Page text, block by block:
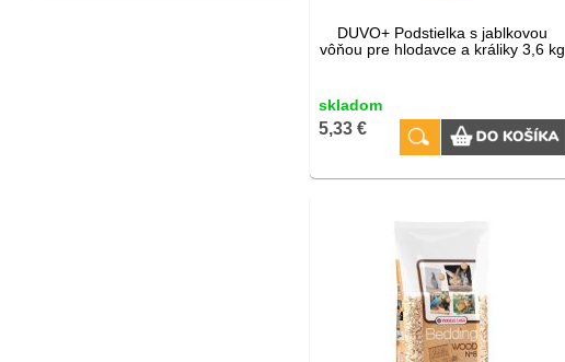
DUVO+ Podstielka s jablkovou
vôňou pre hlodavce a králiky 3,6 kg
skladom
5,33 €